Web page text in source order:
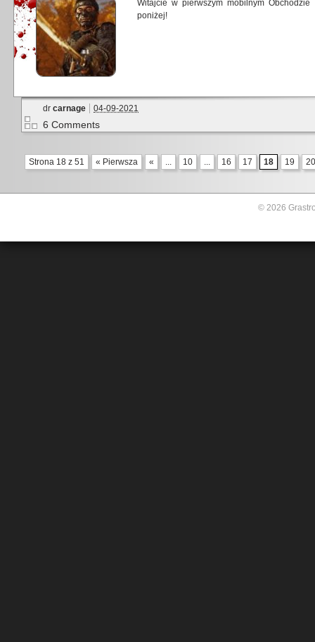
Witajcie w pierwszym mobilnym
poniżej!
dr carnage 04-09-2021
6 Comments
Strona 18 z 51 « Pierwsza « ... 10 ... 16 17 18 19 20
© 2026